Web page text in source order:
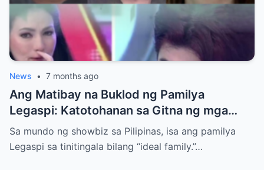
News • 7 months ago
Ang Matibay na Buklod ng Pamilya
Legaspi: Katotohanan sa Gitna ng mga
Pagsubok at Mapanirang Usap-usapan
Sa mundo ng showbiz sa Pilipinas, isa ang pamilya
Legaspi sa tinitingala bilang “ideal family.”…